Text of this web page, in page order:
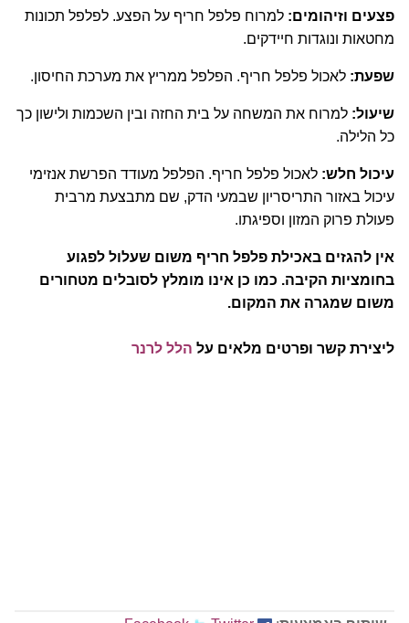
פצעים וזיהומים: למרוח פלפל חריף על הפצע. לפלפל תכונות
מחטאות ונוגדות חיידקים.
שפעת: לאכול פלפל חריף. הפלפל ממריץ את מערכת החיסון.
שיעול: למרוח את המשחה על בית החזה ובין השכמות ולישון כך
כל הלילה.
עיכול חלש: לאכול פלפל חריף. הפלפל מעודד הפרשת אנזימי
עיכול באזור התריסריון שבמעי הדק, שם מתבצעת מרבית
פעולת פרוק המזון וספיגתו.
אין להגזים באכילת פלפל חריף משום שעלול לפגוע
בחומציות הקיבה. כמו כן אינו מומלץ לסובלים מטחורים
משום שמגרה את המקום.
ליצירת קשר ופרטים מלאים על הלל לרנר